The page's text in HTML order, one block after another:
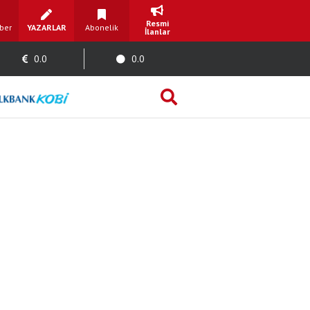
YAZARLAR Abonelik
Resmi
İlanlar
0.0 0.0